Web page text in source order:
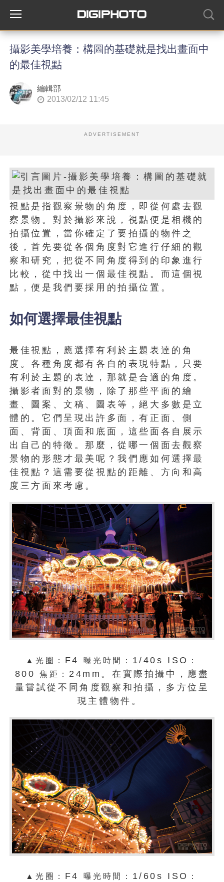
攝影美學培養：構圖的基礎就是找出畫面中
的最佳視點
編輯部
2013/02/12 11:45
ADVERTISEMENT
視點是指觀察景物的角度，即從何處去觀
察景物。對於攝影來說，視點便是相機的
拍攝位置，當你確定了要拍攝的物件之
後，首先要從各個角度對它進行仔細的觀
察和研究，把從不同角度得到的印象進行
比較，從中找出一個最佳視點。而這個視
點，便是我們要採用的拍攝位置。
如何選擇最佳視點
最佳視點，應選擇有利於主題表達的角
度。各種角度都有各自的表現特點，只要
有利於主題的表達，那就是合適的角度。
攝影者面對的景物，除了那些平面的繪
畫、圖案、文稿、圖表等，絕大多數是立
體的。它們呈現出許多面，有正面、側
面、背面、頂面和底面，這些面各自展示
出自己的特徵。那麼，從哪一個面去觀察
景物的形態才最美呢？我們應如何選擇最
佳視點？這需要從視點的距離、方向和高
度三方面來考慮。
▲光圈： F4 曝光時間： 1/40s ISO ：
800焦距： 24mm。在實際拍攝中，應盡
量嘗試從不同角度觀察和拍攝，多方位呈
現主體物件。
▲光圈： F4 曝光時間： 1/60s ISO ：